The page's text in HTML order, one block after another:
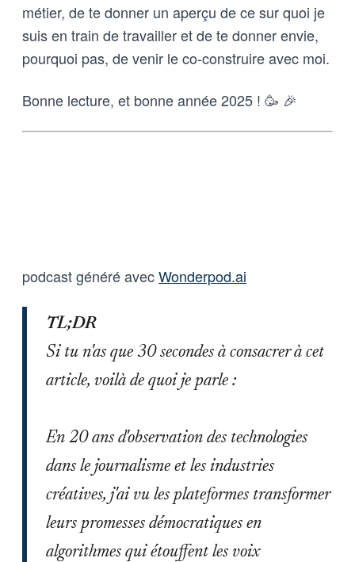
métier, de te donner un aperçu de ce sur quoi je
suis en train de travailler et de te donner envie,
pourquoi pas, de venir le co-construire avec moi.
Bonne lecture, et bonne année 2025 ! 🥳 🎉
podcast généré avecWonderpod.ai
TL;DR
Si tu n'as que 30 secondes à consacrer à cet
article, voilà de quoi je parle :
En 20 ans d'observation des technologies
dans le journalisme et les industries
créatives, j'ai vu les plateformes transformer
leurs promesses démocratiques en
algorithmes qui étouffent les voix